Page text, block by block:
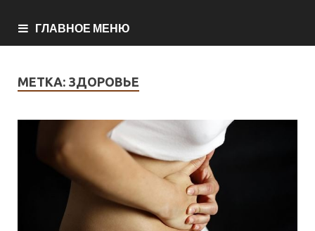
ГЛАВНОЕ МЕНЮ
МЕТКА: ЗДОРОВЬЕ